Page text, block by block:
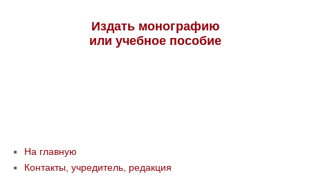
Издать монографию
или учебное пособие
На главную
Контакты, учредитель, редакция